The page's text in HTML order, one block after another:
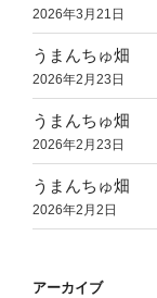
2026年3月21日
うまんちゅ畑
2026年2月23日
うまんちゅ畑
2026年2月23日
うまんちゅ畑
2026年2月2日
アーカイブ